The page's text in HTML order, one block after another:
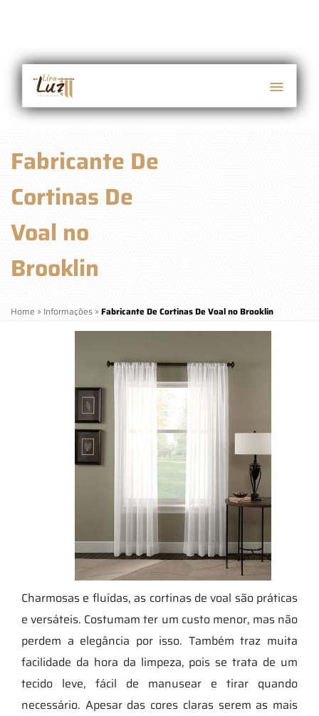
Fabricante De
Cortinas De
Voal no
Brooklin
Home » Informações » Fabricante De Cortinas De Voal no Brooklin
Charmosas e fluídas, as cortinas de voal são práticas
e versáteis. Costumam ter um custo menor, mas não
perdem a elegância por isso. Também traz muita
facilidade da hora da limpeza, pois se trata de um
tecido leve, fácil de manusear e tirar quando
necessário. Apesar das cores claras serem as mais